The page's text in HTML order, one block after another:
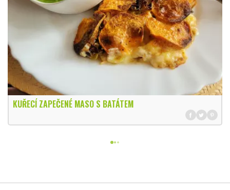
KUŘECÍ ZAPEČENÉ MASO S BATÁTEM